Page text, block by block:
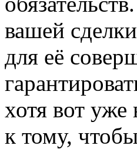
вашей
для её
хотя вот
к тому,